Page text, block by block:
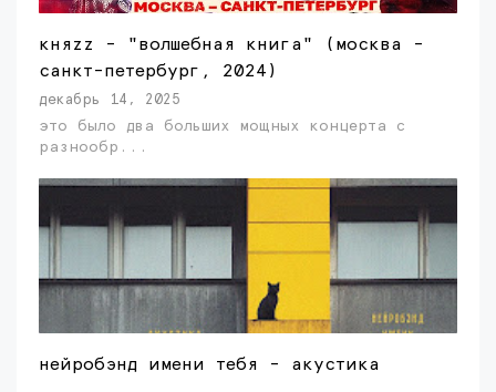
княzz - "волшебная книга" (москва -
санкт-петербург, 2024)
декабрь 14, 2025
это было два больших мощных концерта с
разнообр...
нейробэнд имени тебя - акустика